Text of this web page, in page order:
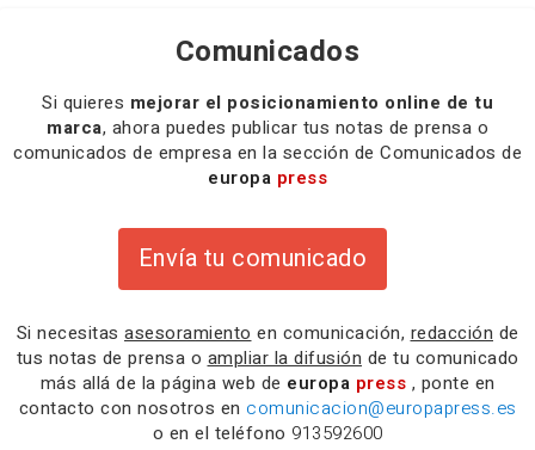
Comunicados
Si quieres mejorar el posicionamiento online de tu
marca, ahora puedes publicar tus notas de prensa o
comunicados de empresa en la sección de Comunicados de
europa press
Envía tu comunicado
Si necesitas asesoramiento en comunicación, redacción de
tus notas de prensa o ampliar la difusión de tu comunicado
más allá de la página web de europa press , ponte en
contacto con nosotros en comunicacion@europapress.es
o en el teléfono 913592600